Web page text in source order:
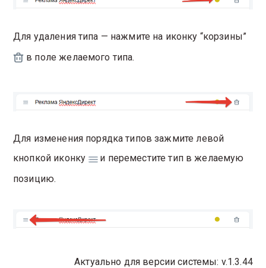
Для удаления типа — нажмите на иконку “корзины”
в поле желаемого типа.
Для изменения порядка типов зажмите левой
кнопкой иконку
и переместите тип в желаемую
позицию.
Актуально для версии системы: v.1.3.44